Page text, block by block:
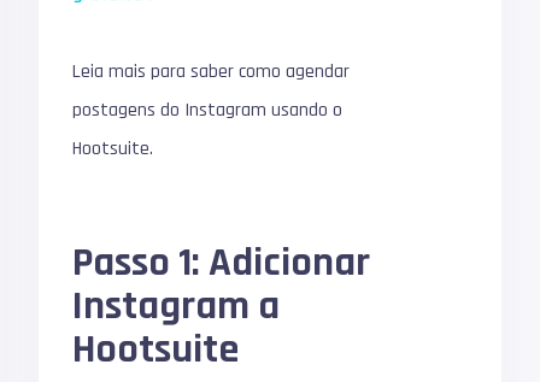
Leia mais para saber como agendar
postagens do Instagram usando o
Hootsuite.
Passo 1: Adicionar
Instagram a
Hootsuite